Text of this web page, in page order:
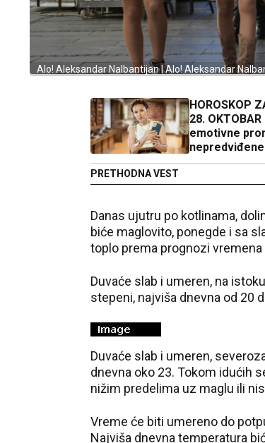
Alo! Aleksandar Nalbantijan | Alo! Aleksandar
HOROSKOP
28.
emotivne
u minus fazi
PRETHODNA VEST
Danas ujutru po kotlinama,
biće maglovito, ponegde i sa
toplo prema prognozi
Duvaće slab i umeren, na
stepeni, najviša dnevna od 20
Duvaće slab i umeren,
dnevna oko 23. Tokom idućih
nižim predelima uz maglu ili
Vreme će biti umereno do
Najviša dnevna temperatura